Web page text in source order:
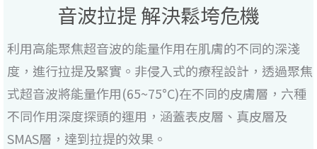
音波拉提 解決鬆垮危機
利用高能聚焦超音波的能量作用在肌膚的不同的深淺
度，進行拉提及緊實。非侵入式的療程設計，透過聚焦
式超音波將能量作用(65~75°C)在不同的皮膚層，六種
不同作用深度探頭的運用，涵蓋表皮層、真皮層及
SMAS層，達到拉提的效果。